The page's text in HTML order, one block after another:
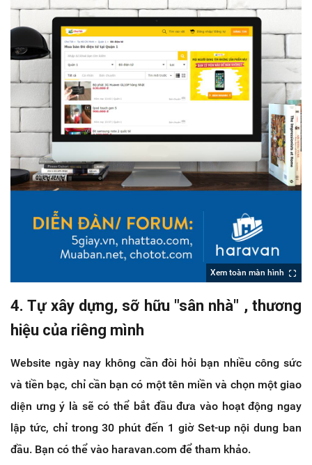
Xem toàn màn hình
4. Tự xây dựng, sỡ hữu "sân nhà" , thương
hiệu của riêng mình
Website ngày nay không cần đòi hỏi bạn nhiều công sức
và tiền bạc, chỉ cần bạn có một tên miền và chọn một giao
diện ưng ý là sẽ có thể bắt đầu đưa vào hoạt động ngay
lập tức, chỉ trong 30 phút đến 1 giờ Set-up nội dung ban
đầu. Bạn có thể vào haravan.com để tham khảo.